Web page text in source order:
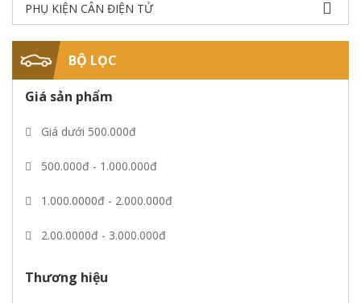
PHỤ KIỆN CÂN ĐIỆN TỬ
BỘ LỌC
Giá sản phẩm
Giá dưới 500.000đ
500.000đ - 1.000.000đ
1.000.0000đ - 2.000.000đ
2.00.0000đ - 3.000.000đ
3.00.0000đ - 5.000.000đ
Thương hiệu